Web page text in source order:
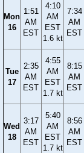
Mon
16
1:51
AM
EST
4:10
AM
EST
1.6 kt
7:34
AM
EST
Tue
17
2:35
AM
EST
4:55
AM
EST
1.7 kt
8:15
AM
EST
Wed
18
3:17
AM
EST
5:40
AM
EST
1.7 kt
8:56
AM
EST